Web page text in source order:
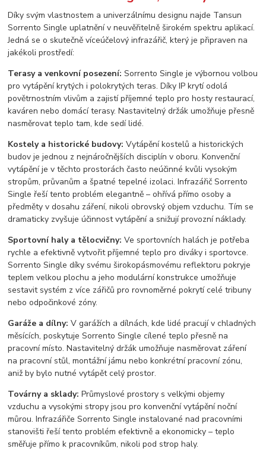
Díky svým vlastnostem a univerzálnímu designu najde Tansun
Sorrento Single uplatnění v neuvěřitelně širokém spektru aplikací.
Jedná se o skutečně víceúčelový infrazářič, který je připraven na
jakékoli prostředí:
Terasy a venkovní posezení: Sorrento Single je výbornou volbou
pro vytápění krytých i polokrytých teras. Díky IP krytí odolá
povětrnostním vlivům a zajistí příjemné teplo pro hosty restaurací,
kaváren nebo domácí terasy. Nastavitelný držák umožňuje přesně
nasměrovat teplo tam, kde sedí lidé.
Kostely a historické budovy: Vytápění kostelů a historických
budov je jednou z nejnáročnějších disciplín v oboru. Konvenční
vytápění je v těchto prostorách často neúčinné kvůli vysokým
stropům, průvanům a špatné tepelné izolaci. Infrazářič Sorrento
Single řeší tento problém elegantně – ohřívá přímo osoby a
předměty v dosahu záření, nikoli obrovský objem vzduchu. Tím se
dramaticky zvyšuje účinnost vytápění a snižují provozní náklady.
Sportovní haly a tělocvičny: Ve sportovních halách je potřeba
rychle a efektivně vytvořit příjemné teplo pro diváky i sportovce.
Sorrento Single díky svému širokopásmovému reflektoru pokryje
teplem velkou plochu a jeho modulární konstrukce umožňuje
sestavit systém z více zářičů pro rovnoměrné pokrytí celé tribuny
nebo odpočinkové zóny.
Garáže a dílny: V garážích a dílnách, kde lidé pracují v chladných
měsících, poskytuje Sorrento Single cílené teplo přesně na
pracovní místo. Nastavitelný držák umožňuje nasměrovat záření
na pracovní stůl, montážní jámu nebo konkrétní pracovní zónu,
aniž by bylo nutné vytápět celý prostor.
Továrny a sklady: Průmyslové prostory s velkými objemy
vzduchu a vysokými stropy jsou pro konvenční vytápění noční
můrou. Infrazářiče Sorrento Single instalované nad pracovními
stanovišti řeší tento problém efektivně a ekonomicky – teplo
směřuje přímo k pracovníkům, nikoli pod strop haly.